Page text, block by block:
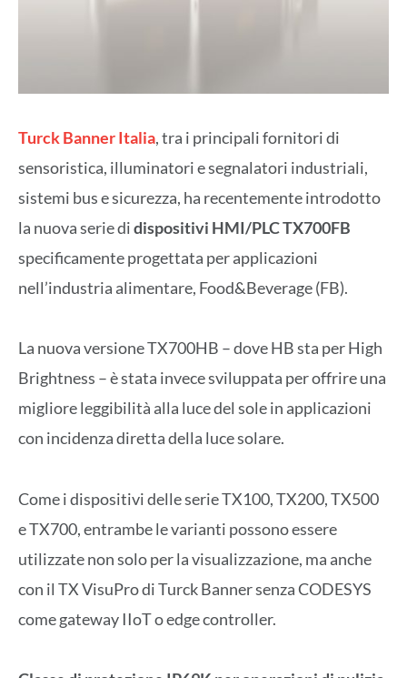
Turck Banner Italia, tra i principali fornitori di
sensoristica, illuminatori e segnalatori industriali,
sistemi bus e sicurezza, ha recentemente introdotto
la nuova serie didispositivi HMI/PLC TX700FB
specificamente progettata per applicazioni
nell’industria alimentare, Food&Beverage (FB).
La nuova versione TX700HB – dove HB sta per High
Brightness – è stata invece sviluppata per offrire una
migliore leggibilità alla luce del sole in applicazioni
con incidenza diretta della luce solare.
Come i dispositivi delle serie TX100, TX200, TX500
e TX700, entrambe le varianti possono essere
utilizzate non solo per la visualizzazione, ma anche
con il TX VisuPro di Turck Banner senza CODESYS
come gateway IIoT o edge controller.